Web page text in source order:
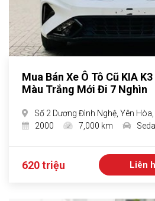
Mua Bán Xe Ô Tô Cũ KIA
Màu Trắng Mới Đi 7 Nghìn
Số 2 Dương Đình Nghệ, Yên
2000
7,000 km
620 triệu Liên